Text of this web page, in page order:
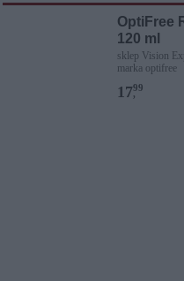
OptiFree
120 ml
sklep Vision
marka optifree
17,
99